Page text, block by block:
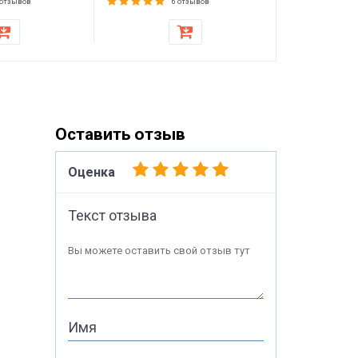
6 отзывов
Оставить отзыв
Оценка
Текст отзыва
Вы можете оставить свой отзыв тут
Имя